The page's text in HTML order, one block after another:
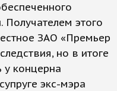
Получателем этого
ЗАО «Премьер
но в итоге
у концерна
экс-мэра